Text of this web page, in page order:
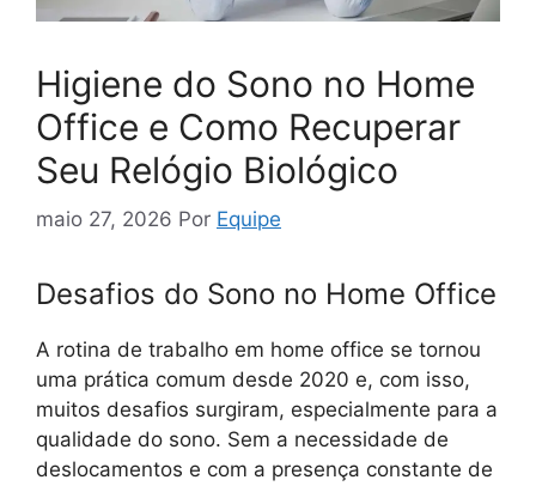
Higiene do Sono no Home
Office e Como Recuperar
Seu Relógio Biológico
maio 27, 2026 Por Equipe
Desafios do Sono no Home Office
A rotina de trabalho em home office se tornou
uma prática comum desde 2020 e, com isso,
muitos desafios surgiram, especialmente para a
qualidade do sono. Sem a necessidade de
deslocamentos e com a presença constante de